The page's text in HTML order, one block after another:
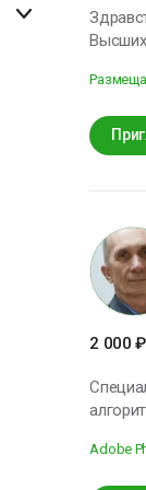
Высших
их
договариваться с
– более 25
навязывать
2 000 ₽
Adobe